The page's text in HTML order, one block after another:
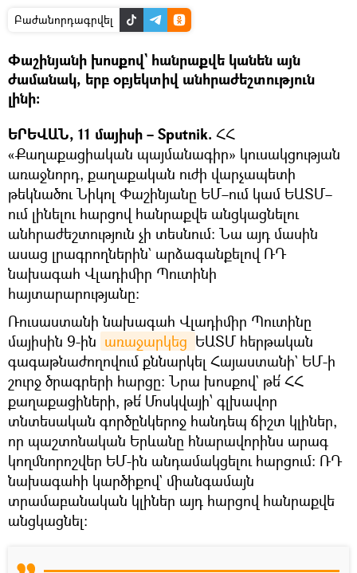
Բաժանորդագրվել
Փաշինյանի խոսքով` հանրաքվե կանեն այն
ժամանակ, երբ օբյեկտիվ անհրաժեշտություն
լինի։
ԵՐԵՎԱՆ, 11 մայիսի – Sputnik. ՀՀ
«Քաղաքացիական պայմանագիր» կուսակցության
առաջնորդ, քաղաքական ուժի վարչապետի
թեկնածու Նիկոլ Փաշինյանը ԵՄ–ում կամ ԵԱՏՄ–
ում լինելու հարցով հանրաքվե անցկացնելու
անհրաժեշտություն չի տեսնում։ Նա այդ մասին
ասաց լրագրողներին` արձագանքելով ՌԴ
նախագահ Վլադիմիր Պուտինի
հայտարարությանը։
Ռուսաստանի նախագահ Վլադիմիր Պուտինը
մայիսին 9-ին առաջարկեց ԵԱՏՄ հերթական
գագաթնաժողովում քննարկել Հայաստանի` ԵՄ-ի
շուրջ ծրագրերի հարցը: Նրա խոսքով` թե՛ ՀՀ
քաղաքացիների, թե՛ Մոսկվայի՝ գլխավոր
տնտեսական գործընկերոջ հանդեպ ճիշտ կլիներ,
որ պաշտոնական Երևանը հնարավորինս արագ
կողմնորոշվեր ԵՄ-ին անդամակցելու հարցում։ ՌԴ
նախագահի կարծիքով` միանգամայն
տրամաբանական կլիներ այդ հարցով հանրաքվե
անցկացնել։